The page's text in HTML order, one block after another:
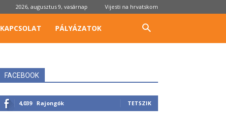
2026, augusztus 9, vasárnap Vijesti na hrvatskom
KAPCSOLAT PÁLYÁZATOK
FACEBOOK
4,039 Rajongók TETSZIK